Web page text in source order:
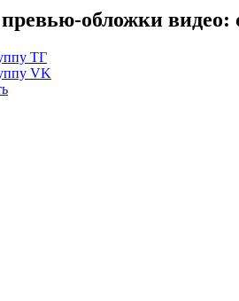
обложки видео:
ТГ
VK